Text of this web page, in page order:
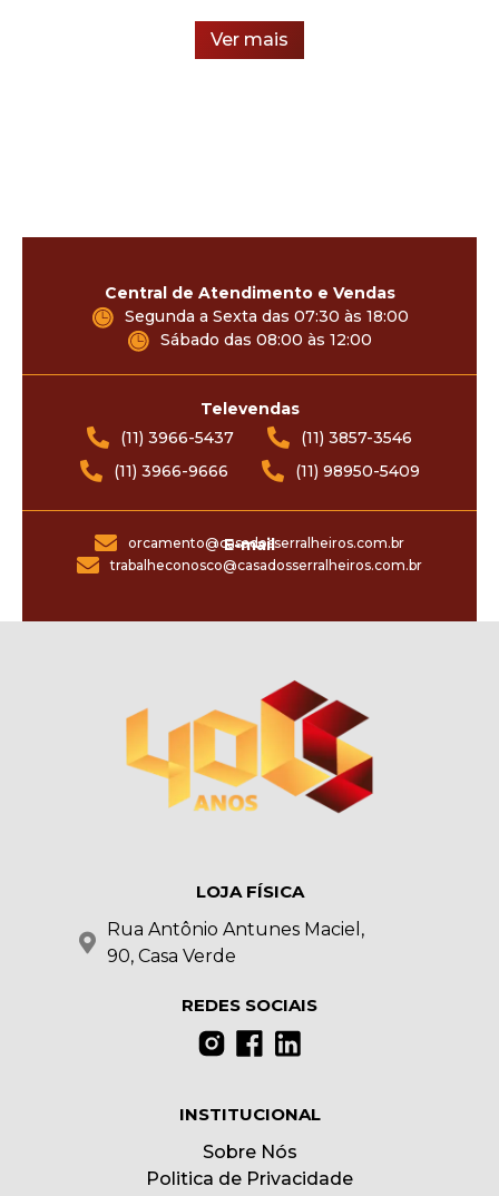
Ver mais
Central de Atendimento e Vendas
Segunda a Sexta das 07:30 às 18:00
Sábado das 08:00 às 12:00
Televendas
(11) 3966-5437
(11) 3857-3546
(11) 3966-9666
(11) 98950-5409
E-mail
orcamento@casadosserralheiros.com.br
trabalheconosco@casadosserralheiros.com.br
LOJA FÍSICA
Rua Antônio Antunes Maciel,
90, Casa Verde
REDES SOCIAIS
INSTITUCIONAL
Sobre Nós
Politica de Privacidade